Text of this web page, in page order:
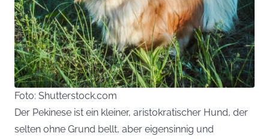
Foto: Shutterstock.com
Der Pekinese ist ein kleiner, aristokratischer Hund, der
selten ohne Grund bellt, aber eigensinnig und